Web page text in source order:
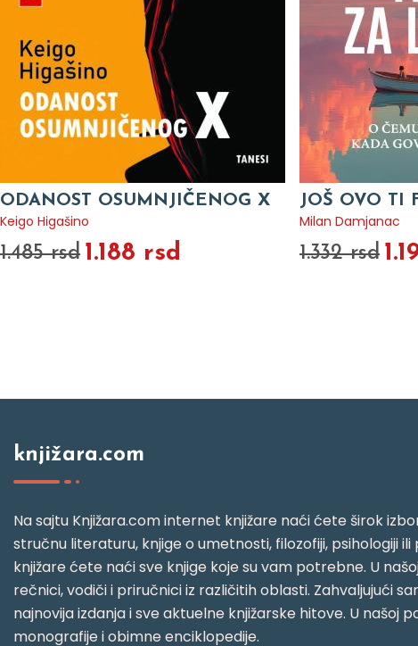
ODANOST OSUMNJIČENOG X
Keigo Higašino
1.485 rsd 1.188 rsd
JOŠ OVO TI
Milan Damjanac
1.332 rsd
knjižara.com
Na sajtu Knjižara.com internet knjižare naći ćete širok
stručnu literaturu, knjige o umetnosti, filozofiji, psihologiji
knjižare ćete naći sve knjige koje su vam potrebne. U
rečnici, vodiči i priručnici iz različitih oblasti. Zahvaljujući
najnovija izdanja i sve aktuelne knjižarske hitove. U našoj
monografije i obimne enciklopedije.